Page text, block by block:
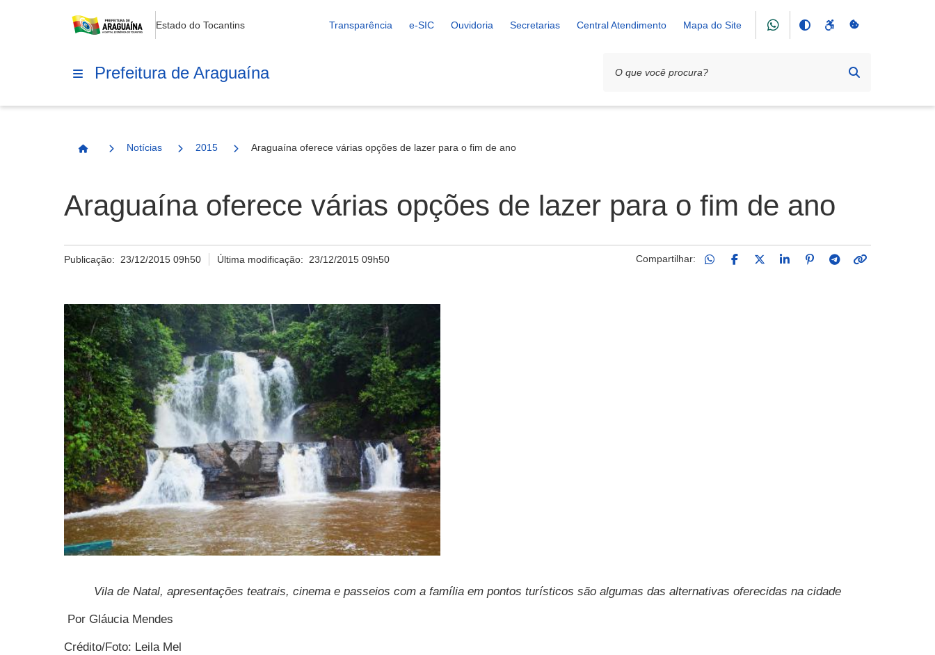
Estado do Tocantins Transparência e-SIC Ouvidoria Secretarias Central Atendimento Mapa do Site
Prefeitura de Araguaína
Página Inicial
Notícias 2015 Araguaína oferece várias opções de lazer para o fim de ano
Araguaína oferece várias opções de lazer para o fim de ano
Publicação: 23/12/2015 09h50 Última modificação: 23/12/2015 09h50 Compartilhar:
Vila de Natal, apresentações teatrais, cinema e passeios com a família em pontos turísticos são algumas das alternativas oferecidas na cidade
Por Gláucia Mendes
Crédito/Foto: Leila Mel